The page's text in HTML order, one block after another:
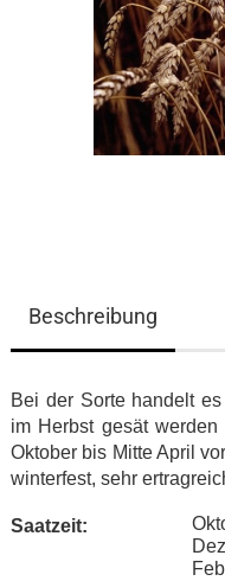
Beschreibung
Bei der Sorte handelt
im Herbst gesät
Oktober bis Mitte April
winterfest, sehr
Saatzeit: